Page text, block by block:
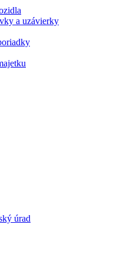
a uzávierky
úrad